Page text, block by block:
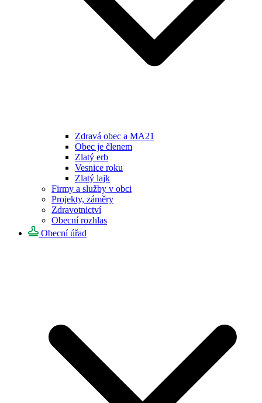
Zdravá obec a MA21
Obec je členem
Zlatý erb
Vesnice roku
Zlatý lajk
Firmy a služby v obci
Projekty, záměry
Zdravotnictví
Obecní rozhlas
Obecní úřad